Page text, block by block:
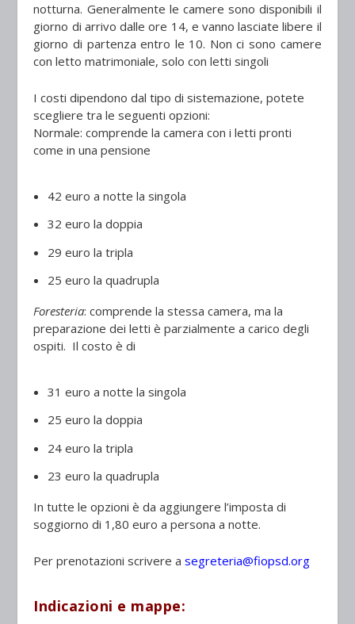
notturna. Generalmente le camere sono disponibili il
giorno di arrivo dalle ore 14, e vanno lasciate libere il
giorno di partenza entro le 10. Non ci sono camere
con letto matrimoniale, solo con letti singoli
I costi dipendono dal tipo di sistemazione, potete
scegliere tra le seguenti opzioni:
Normale: comprende la camera con i letti pronti
come in una pensione
42 euro a notte la singola
32 euro la doppia
29 euro la tripla
25 euro la quadrupla
Foresteria: comprende la stessa camera, ma la
preparazione dei letti è parzialmente a carico degli
ospiti. Il costo è di
31 euro a notte la singola
25 euro la doppia
24 euro la tripla
23 euro la quadrupla
In tutte le opzioni è da aggiungere l’imposta di
soggiorno di 1,80 euro a persona a notte.
Per prenotazioni scrivere asegreteria@fiopsd.org
Indicazioni e mappe: